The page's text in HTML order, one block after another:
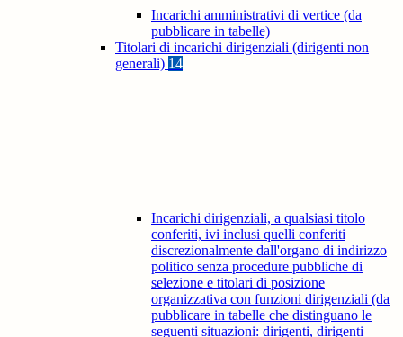
Incarichi amministrativi di vertice (da
pubblicare in tabelle)
Titolari di incarichi dirigenziali (dirigenti non
generali) 14
Incarichi dirigenziali, a qualsiasi titolo
conferiti, ivi inclusi quelli conferiti
discrezionalmente dall'organo di indirizzo
politico senza procedure pubbliche di
selezione e titolari di posizione
organizzativa con funzioni dirigenziali (da
pubblicare in tabelle che distinguano le
seguenti situazioni: dirigenti, dirigenti